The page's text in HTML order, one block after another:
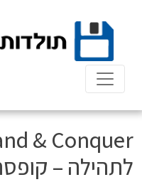
content
לתהילה –